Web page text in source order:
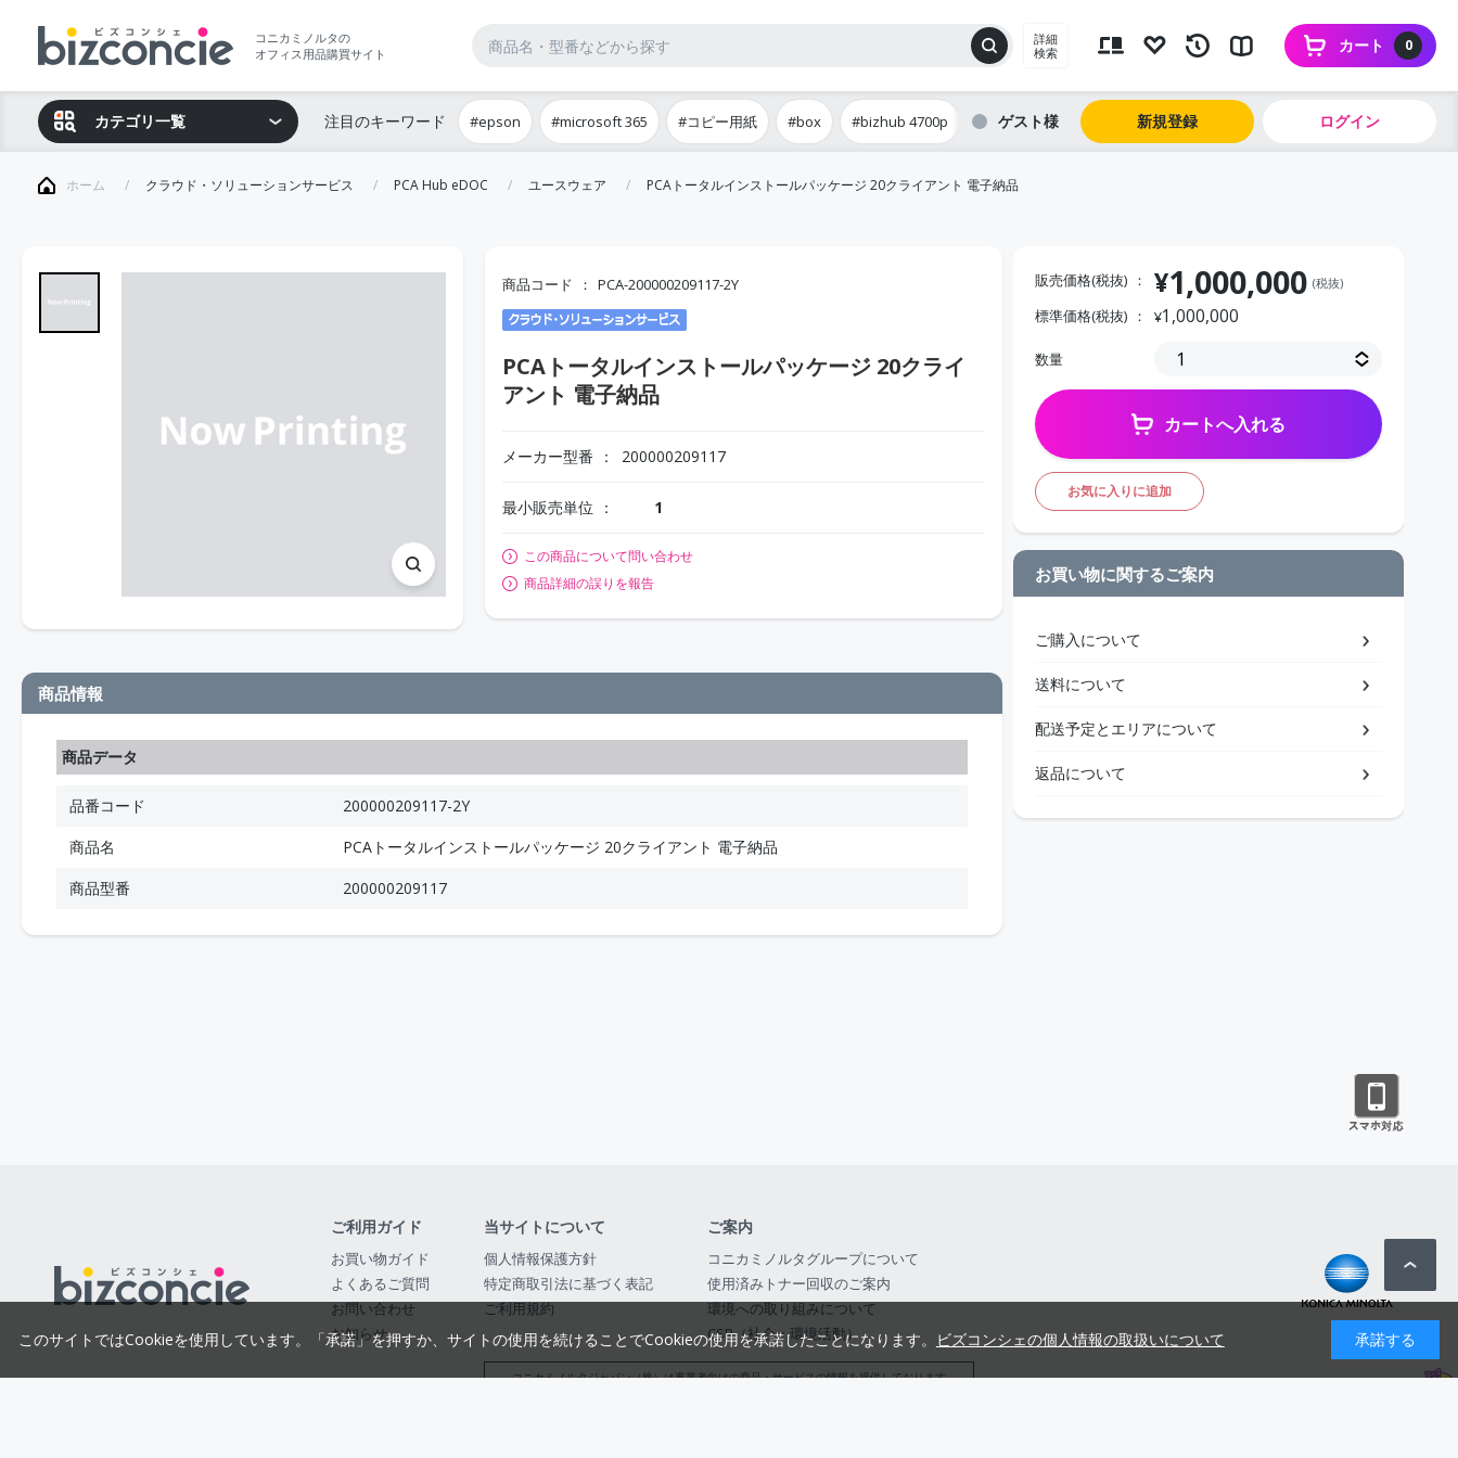
コニカミノルタの
オフィス用品購買サイト
詳細
検索
0
カート
カテゴリ一覧 注目のキーワード #epson #microsoft 365 #コピー用紙 #box #bizhub 4700p ゲスト 新規登録 ログイン
ホーム クラウド・ソリューションサービス PCA Hub eDOC ユースウェア PCAトータルインストールパッケージ 20クライアント 電子納品
商品コード PCA-200000209117-2Y
PCAトータルインストールパッケージ 20クライ
アント 電子納品
メーカー型番 200000209117
最小販売単位 1
この商品について問い合わせ
商品詳細の誤りを報告
商品情報
商品データ
品番コード
200000209117-2Y
商品名
PCAトータルインストールパッケージ 20クライアント 電子納品
商品型番
200000209117
販売価格(税抜) ¥1,000,000 (税抜)
標準価格(税抜) ¥1,000,000
数量
カートへ入れる
お気に入りに追加
お買い物に関するご案内
ご購入について
送料について
配送予定とエリアについて
返品について
ご利用ガイド
お買い物ガイド
よくあるご質問
お問い合わせ
お知らせ
当サイトについて
個人情報保護方針
特定商取引法に基づく表記
ご利用規約
ご案内
コニカミノルタグループについて
使用済みトナー回収のご案内
環境への取り組みについて
CSR（社会・環境活動）
コニカミノルタジャパン（株）は事業者向けの商品・サービスの情報を提供しております
このサイトではCookieを使用しています。「承諾」を押すか、サイトの使用を続けることでCookieの使用を承諾したことになります。 ビズコンシェの個人情報の取扱いについて 承諾する